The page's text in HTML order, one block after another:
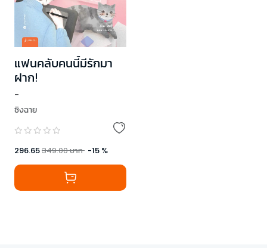
แฟนคลับคนนี้มีรักมา
ฝาก!
-
ซิงฉาย
296.65349.00บาท -15 %